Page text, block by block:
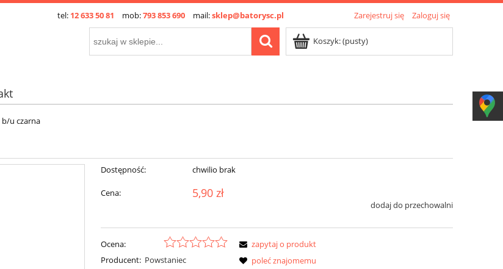
Zarejestruj się Zaloguj się
tel: 12 633 50 81 mob:793 853 690 mail:sklep@batorysc.pl
Koszyk:(pusty)
b/u czarna
Dostępność: chwilio brak
Cena: 5,90 zł
dodaj do przechowalni
Ocena:
Producent: Powstaniec
zapytaj o produkt
poleć znajomemu